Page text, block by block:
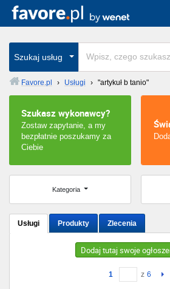
Szukaj usług
Favore.pl › Usługi › "artykuł b tanio"
Szukasz wykonawcy?
Zostaw zapytanie, a my
bezpłatnie poszukamy za
Ciebie
Kategoria
Usługi Produkty Zlecenia
Dodaj tutaj swoje
1 z 6
Cała Polska
wszystkie w całym kraju
Warszawa
Wrocław
Łódź